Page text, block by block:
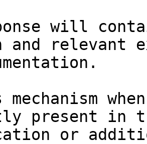
will
and relevant
present in
or